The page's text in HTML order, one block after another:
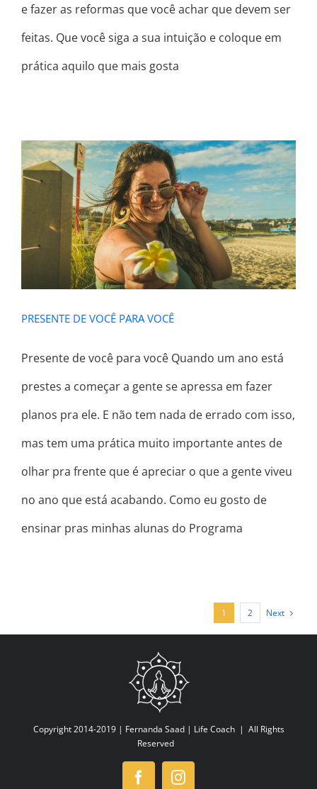
e fazer as reformas que você achar que devem ser
feitas. Que você siga a sua intuição e coloque em
prática aquilo que mais gosta
PRESENTE DE VOCÊ PARA VOCÊ
PRESENTE DE VOCÊ PARA VOCÊ
Presente de você para você Quando um ano está
prestes a começar a gente se apressa em fazer
planos pra ele. E não tem nada de errado com isso,
mas tem uma prática muito importante antes de
olhar pra frente que é apreciar o que a gente viveu
no ano que está acabando. Como eu gosto de
ensinar pras minhas alunas do Programa
1 2 Next
Copyright 2014-2019 | Fernanda Saad | Life Coach| All Rights
Reserved
FacebookInstagram